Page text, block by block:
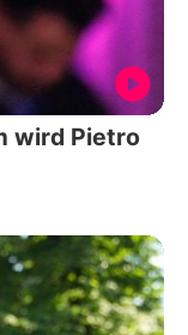
wird Pietro